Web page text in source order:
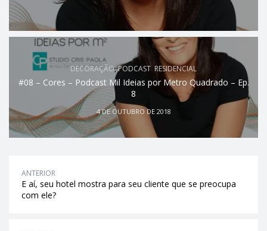
DECORAÇÃO,PODCAST, RESIDENCIAL
#08 – Cores – Podcast Mil Ideias por Metro Quadrado – Ep.
8
4 DE OUTUBRO DE 2018
ANTERIOR
E aí, seu hotel mostra para seu cliente que se preocupa
com ele?